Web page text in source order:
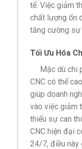
tế. Việc giảm
chất lượng ổn
tăng cường sự
Tối Ưu Hóa
Mặc dù chi
CNC có thể
giúp doanh
vào việc giảm
thiểu sự can
CNC hiện đại
24/7, điều này